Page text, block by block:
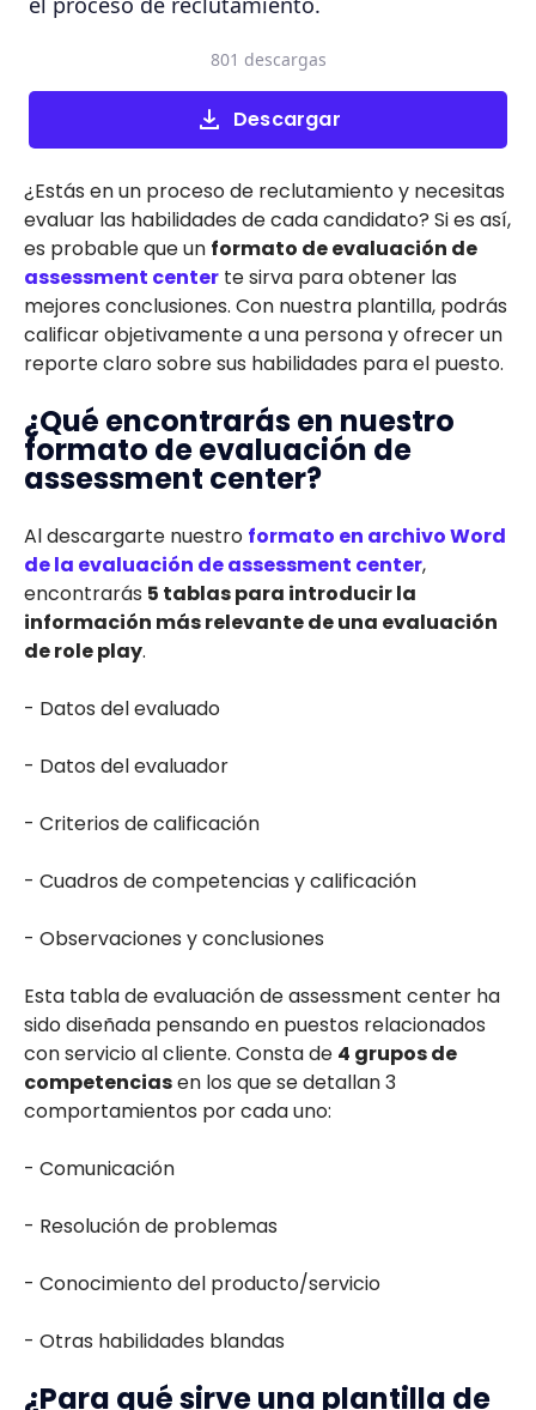
Descargar
801 descargas
¿Estás en un proceso de reclutamiento y necesitas
evaluar las habilidades de cada candidato? Si es así,
es probable que un formato de evaluación de
assessment center te sirva para obtener las
mejores conclusiones. Con nuestra plantilla, podrás
calificar objetivamente a una persona y ofrecer un
reporte claro sobre sus habilidades para el puesto.
¿Qué encontrarás en nuestro
formato de evaluación de
assessment center?
Al descargarte nuestro formato en archivo Word
de la evaluación de assessment center,
encontrarás 5 tablas para introducir la
información más relevante de una evaluación
de role play.
- Datos del evaluado
- Datos del evaluador
- Criterios de calificación
- Cuadros de competencias y calificación
- Observaciones y conclusiones
Esta tabla de evaluación de assessment center ha
sido diseñada pensando en puestos relacionados
con servicio al cliente. Consta de 4 grupos de
competenciasen los que se detallan 3
comportamientos por cada uno:
- Comunicación
- Resolución de problemas
- Conocimiento del producto/servicio
- Otras habilidades blandas
¿Para qué sirve una plantilla de